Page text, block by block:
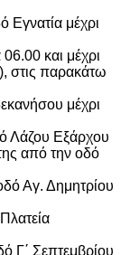
μέχρι
και μέχρι
στις παρακάτω
μέχρι
Λάζου Εξάρχου
από την οδό
Αγ. Δημητρίου
Γ΄ Σεπτεμβρίου